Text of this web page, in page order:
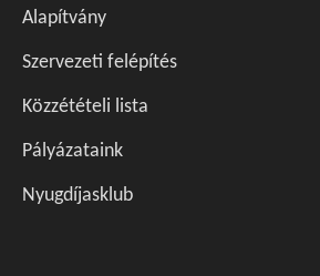
Alapítvány
Szervezeti felépítés
Közzétételi lista
Pályázataink
Nyugdíjasklub